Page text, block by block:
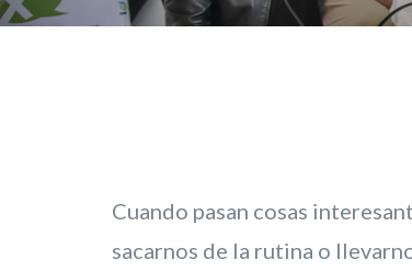
Cuando pasan cosas
sacarnos de la rutina o